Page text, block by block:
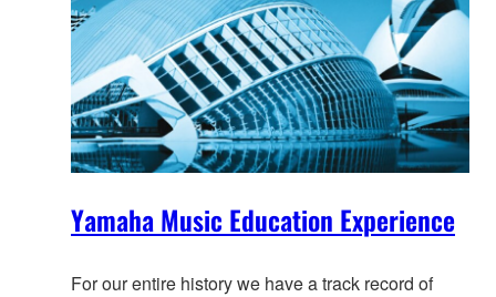
Yamaha Music Education Experience
For our entire history we have a track record of